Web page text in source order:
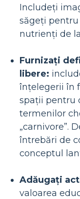
Includeți
săgeți
nutrienți de
Furnizați
libere:
înțelegerii în
spații pentru
termenilor
„carnivore”.
întrebări de
conceptul
Adăugați
valoarea